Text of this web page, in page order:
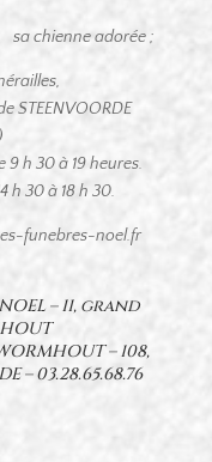
sa chienne adorée ;
STEENVOORDE
9 h 30 à 19 heures.
h 30 à 18 h 30.
funebres-noel.fr
– 11, grand
– 108,
–03.28.65.68.76